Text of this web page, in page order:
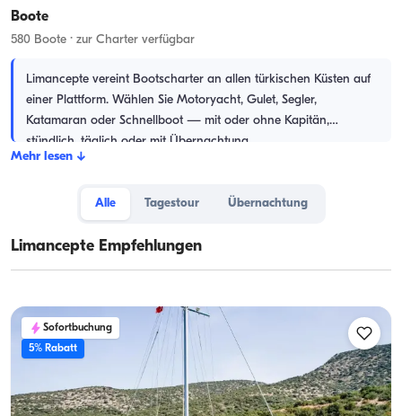
Boote
580 Boote · zur Charter verfügbar
Limancepte vereint Bootscharter an allen türkischen Küsten auf
einer Plattform. Wählen Sie Motoryacht, Gulet, Segler,
Katamaran oder Schnellboot — mit oder ohne Kapitän,
stündlich, täglich oder mit Übernachtung.
Mehr lesen ↓
Alle Tagestour Übernachtung
Limancepte Empfehlungen
Sofortbuchung
5% Rabatt